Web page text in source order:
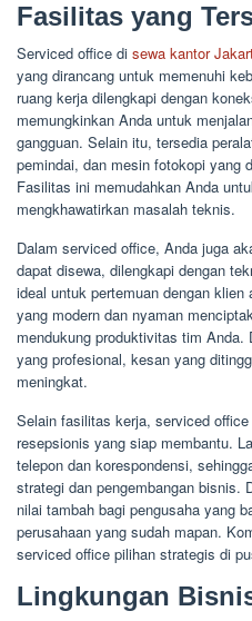
Fasilitas yang
Serviced office di sewa kantor
yang dirancang untuk memenuhi
ruang kerja dilengkapi dengan
memungkinkan Anda untuk
gangguan. Selain itu, tersedia
pemindai, dan mesin fotokopi yang
Fasilitas ini memudahkan Anda
mengkhawatirkan masalah teknis.
Dalam serviced office, Anda juga
dapat disewa, dilengkapi dengan
ideal untuk pertemuan dengan
yang modern dan nyaman
mendukung produktivitas tim
yang profesional, kesan yang
meningkat.
Selain fasilitas kerja, serviced
resepsionis yang siap membantu.
telepon dan korespondensi,
strategi dan pengembangan bisnis.
nilai tambah bagi pengusaha yang
perusahaan yang sudah mapan.
serviced office pilihan strategis di
Lingkungan